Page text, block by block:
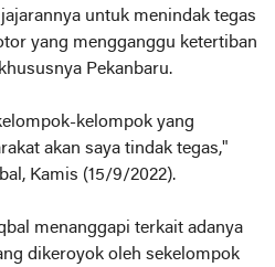
untuk menindak tegas
yang mengganggu ketertiban
Pekanbaru.
kelompok yang
akan saya tindak tegas,"
Kamis (15/9/2022).
menanggapi terkait adanya
dikeroyok oleh sekelompok